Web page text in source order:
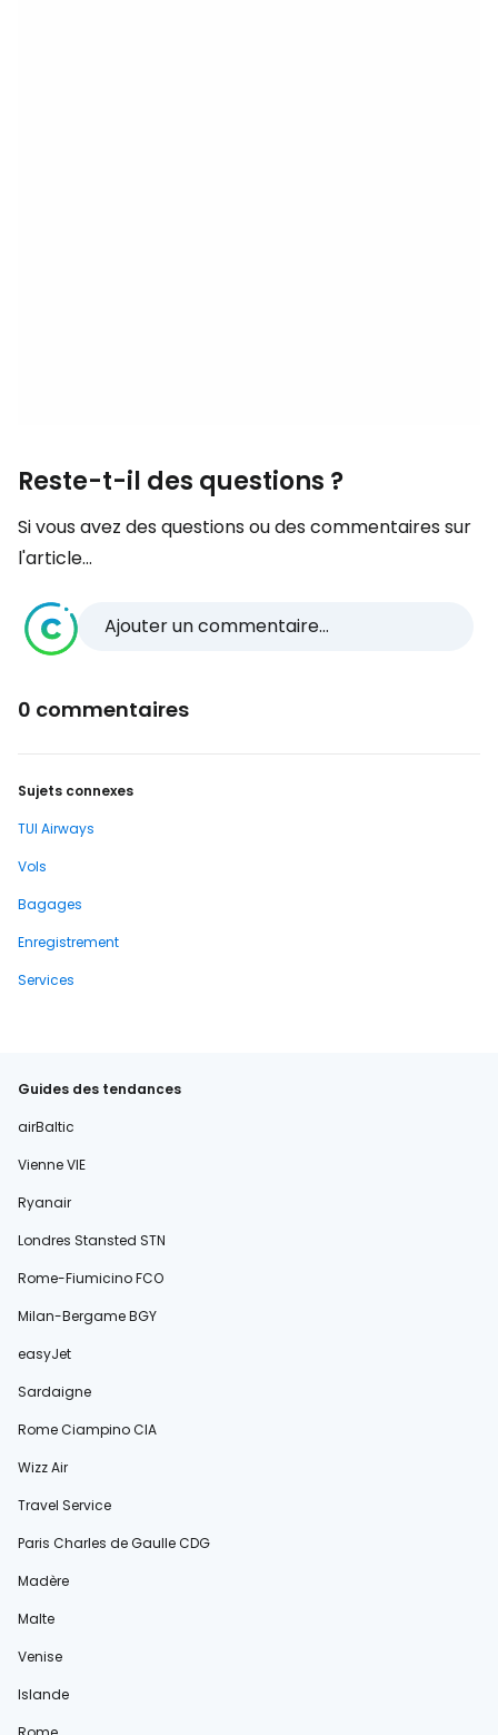
Reste-t-il des questions ?
Si vous avez des questions ou des commentaires sur
l'article...
Ajouter un commentaire...
0 commentaires
Sujets connexes
TUI Airways
Vols
Bagages
Enregistrement
Services
Guides des tendances
airBaltic
Vienne VIE
Ryanair
Londres Stansted STN
Rome-Fiumicino FCO
Milan-Bergame BGY
easyJet
Sardaigne
Rome Ciampino CIA
Wizz Air
Travel Service
Paris Charles de Gaulle CDG
Madère
Malte
Venise
Islande